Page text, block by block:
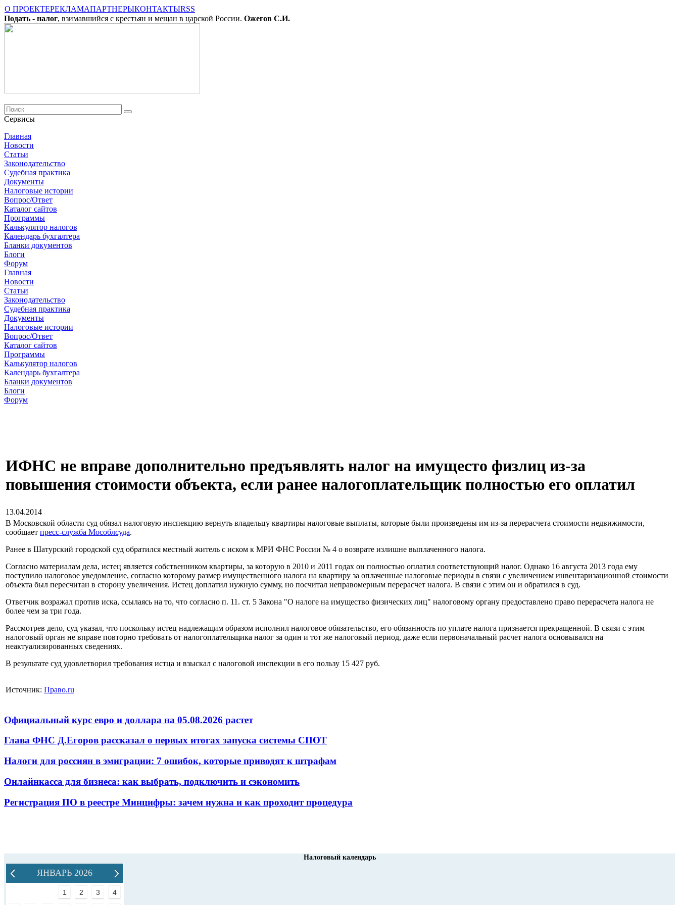
О ПРОЕКТЕРЕКЛАМАПАРТНЕРЫКОНТАКТЫRSS
Подать - налог, взимавшийся с крестьян и мещан в царской России. Ожегов С.И.
Сервисы
Главная
Новости
Cтатьи
Законодательство
Судебная практика
Документы
Налоговые истории
Вопрос/Ответ
Каталог сайтов
Программы
Калькулятор налогов
Календарь бухгалтера
Бланки документов
Блоги
Форум
Главная
Новости
Cтатьи
Законодательство
Судебная практика
Документы
Налоговые истории
Вопрос/Ответ
Каталог сайтов
Программы
Калькулятор налогов
Календарь бухгалтера
Бланки документов
Блоги
Форум
ИФНС не вправе дополнительно предъявлять налог на имущесто физлиц из-за
повышения стоимости объекта, если ранее налогоплательщик полностью его оплатил
13.04.2014
В Московской области суд обязал налоговую инспекцию вернуть владельцу квартиры налоговые выплаты, которые были произведены им из-за перерасчета стоимости недвижимости,
сообщает пресс-служба Мособлсуда.
Ранее в Шатурский городской суд обратился местный житель с иском к МРИ ФНС России № 4 о возврате излишне выплаченного налога.
Согласно материалам дела, истец является собственником квартиры, за которую в 2010 и 2011 годах он полностью оплатил соответствующий налог. Однако 16 августа 2013 года ему
поступило налоговое уведомление, согласно которому размер имущественного налога на квартиру за оплаченные налоговые периоды в связи с увеличением инвентаризационной стоимости
объекта был пересчитан в сторону увеличения. Истец доплатил нужную сумму, но посчитал неправомерным перерасчет налога. В связи с этим он и обратился в суд.
Ответчик возражал против иска, ссылаясь на то, что согласно п. 11. ст. 5 Закона "О налоге на имущество физических лиц" налоговому органу предоставлено право перерасчета налога не
более чем за три года.
Рассмотрев дело, суд указал, что поскольку истец надлежащим образом исполнил налоговое обязательство, его обязанность по уплате налога признается прекращенной. В связи с этим
налоговый орган не вправе повторно требовать от налогоплательщика налог за один и тот же налоговый период, даже если первоначальный расчет налога основывался на
неактуализированных сведениях.
В результате суд удовлетворил требования истца и взыскал с налоговой инспекции в его пользу 15 427 руб.
Источник: Право.ru
Официальный курс евро и доллара на 05.08.2026 растет
Глава ФНС Д.Егоров рассказал о первых итогах запуска системы СПОТ
Налоги для россиян в эмиграции: 7 ошибок, которые приводят к штрафам
Онлайнкасса для бизнеса: как выбрать, подключить и сэкономить
Регистрация ПО в реестре Минцифры: зачем нужна и как проходит процедура
Налоговый календарь
ЯНВАРЬ 2026
1 2 3 4